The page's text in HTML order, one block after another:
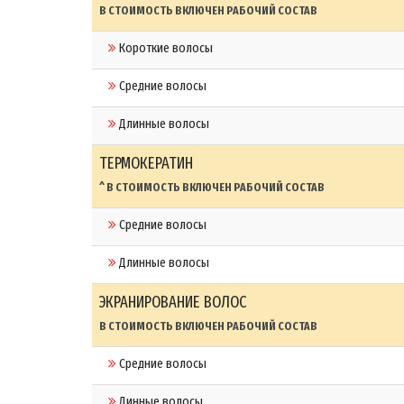
В СТОИМОСТЬ ВКЛЮЧЕН РАБОЧИЙ СОСТАВ
Короткие волосы
Средние волосы
Длинные волосы
ТЕРМОКЕРАТИН
^ В СТОИМОСТЬ ВКЛЮЧЕН РАБОЧИЙ СОСТАВ
Средние волосы
Длинные волосы
ЭКРАНИРОВАНИЕ ВОЛОС
В СТОИМОСТЬ ВКЛЮЧЕН РАБОЧИЙ СОСТАВ
Средние волосы